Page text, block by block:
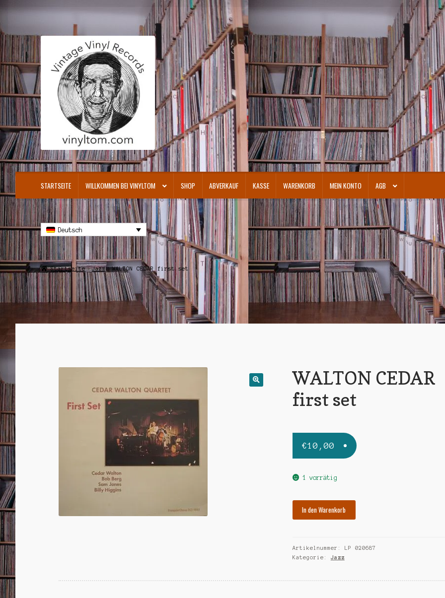
Zur
Navigation
springen
Zum
springen
STARTSEITE WILLKOMMEN BEI VINYLTOM SHOP ABVERKAUF KASSE WARENKORB MEIN KONTO AGB
Deutsch
Startseite Jazz WALTON CEDAR first set
WALTON CEDAR
first set
€10,00
1 vorrätig
Menge
In den Warenkorb
Artikelnummer:
LP 020687
Kategorie: Jazz